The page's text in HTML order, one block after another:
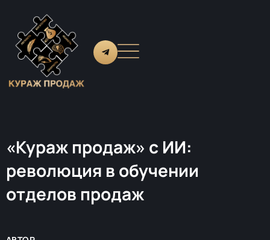
«Кураж продаж» с ИИ:
революция в обучении
отделов продаж